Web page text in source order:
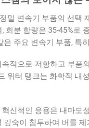
밀 변속기 부품의 선택
회분 함량은 35-45%로
은 주요 변속기 부품, 특
적으로 저항하고 부품
워터 탱크는 화학적 내
신적인 응용은 내마모
깊숙이 침투하여 버를